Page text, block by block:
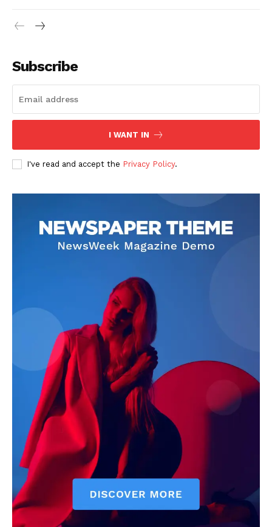
Subscribe
I WANT IN
I've read and accept the Privacy Policy.